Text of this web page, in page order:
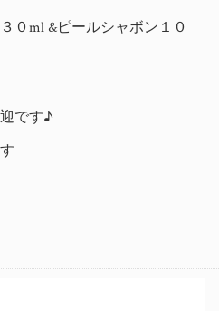
０ml &ピールシャボン１０
です♪